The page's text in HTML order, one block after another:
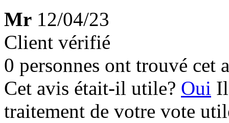
Mr 12/04/23
Client vérifié
0 personnes ont trouvé cet
Cet avis était-il utile? Oui
traitement de votre vote